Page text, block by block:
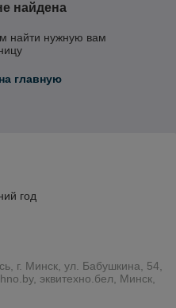
найдена
найти нужную вам
главную
год
г. Минск, ул. Бабушкина, 54,
эквитехно.бел, Минск,